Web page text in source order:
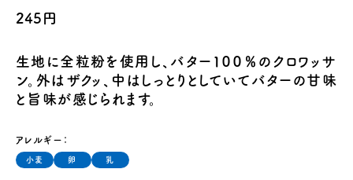
245円
生地に全粒粉を使用し、バター１００％のクロワッサ
ン。外はザクッ、中はしっとりとしていてバターの甘味
と旨味が感じられます。
アレルギー：
小麦 卵 乳